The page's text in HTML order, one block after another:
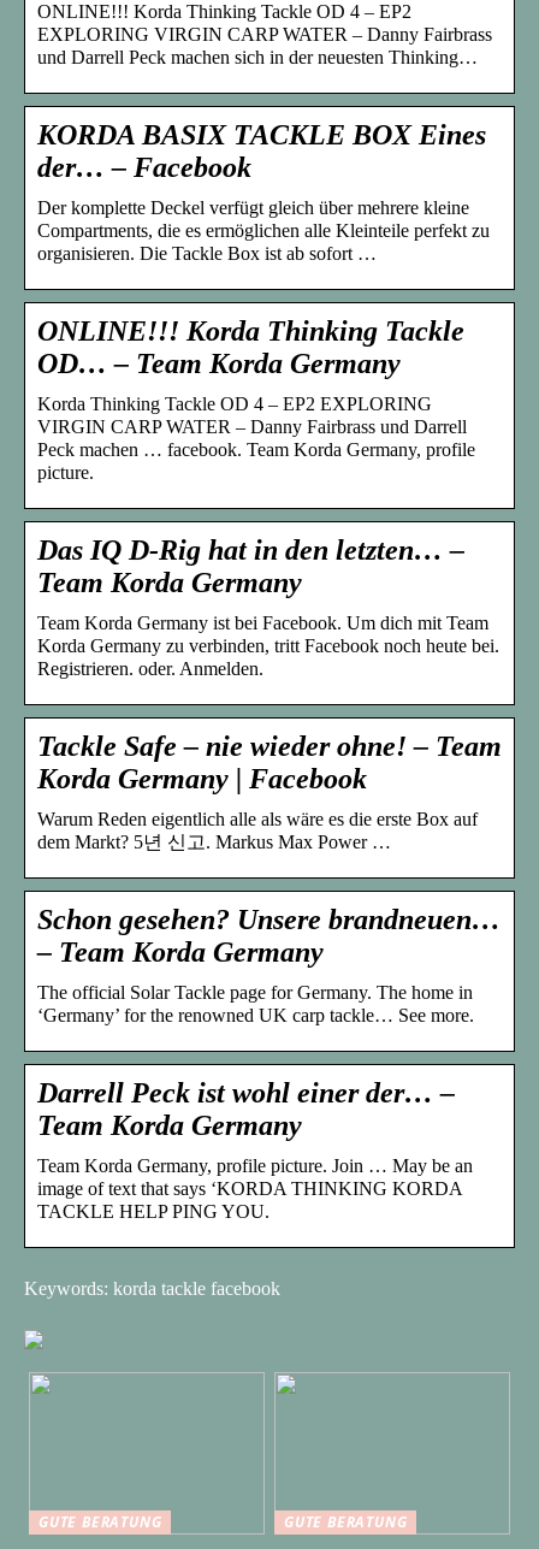
ONLINE!!! Korda Thinking Tackle OD 4 – EP2
EXPLORING VIRGIN CARP WATER – Danny Fairbrass
und Darrell Peck machen sich in der neuesten Thinking…
KORDA BASIX TACKLE BOX Eines
der… – Facebook
Der komplette Deckel verfügt gleich über mehrere kleine
Compartments, die es ermöglichen alle Kleinteile perfekt zu
organisieren. Die Tackle Box ist ab sofort …
ONLINE!!! Korda Thinking Tackle
OD… – Team Korda Germany
Korda Thinking Tackle OD 4 – EP2 EXPLORING
VIRGIN CARP WATER – Danny Fairbrass und Darrell
Peck machen … facebook. Team Korda Germany, profile
picture.
Das IQ D-Rig hat in den letzten… –
Team Korda Germany
Team Korda Germany ist bei Facebook. Um dich mit Team
Korda Germany zu verbinden, tritt Facebook noch heute bei.
Registrieren. oder. Anmelden.
Tackle Safe – nie wieder ohne! – Team
Korda Germany | Facebook
Warum Reden eigentlich alle als wäre es die erste Box auf
dem Markt? 5년 신고. Markus Max Power …
Schon gesehen? Unsere brandneuen…
– Team Korda Germany
The official Solar Tackle page for Germany. The home in
‘Germany’ for the renowned UK carp tackle… See more.
Darrell Peck ist wohl einer der… –
Team Korda Germany
Team Korda Germany, profile picture. Join … May be an
image of text that says ‘KORDA THINKING KORDA
TACKLE HELP PING YOU.
Keywords: korda tackle facebook
GUTE BERATUNG
GUTE BERATUNG